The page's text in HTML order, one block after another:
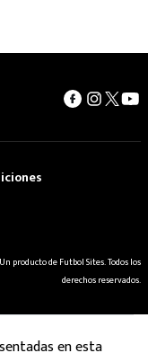
Un producto de Futbol Sites. Todos los
derechos reservados.
en esta